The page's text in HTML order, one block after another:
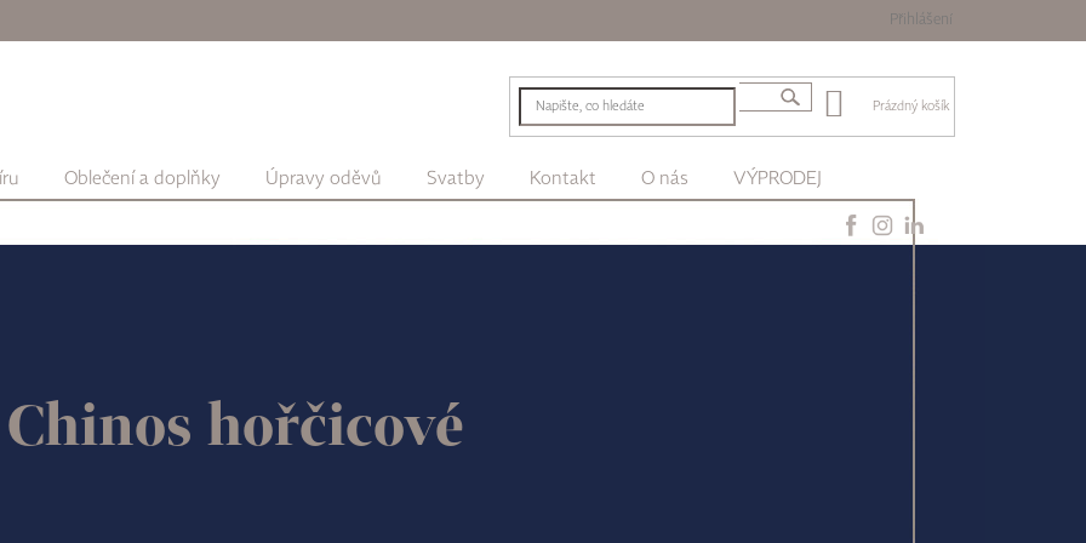
Přihlášení
Prázdný košík
Oblečení a doplňky Úpravy oděvů Svatby Kontakt O nás VÝPRODEJ
Chinos hořčicové